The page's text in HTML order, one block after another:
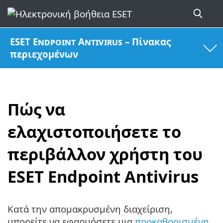
ESET Endpoint Antivirus – Πίνακας
περιεχομένων
Πώς να
ελαχιστοποιήσετε το
περιβάλλον χρήστη του
ESET Endpoint Antivirus
Κατά την απομακρυσμένη διαχείριση,